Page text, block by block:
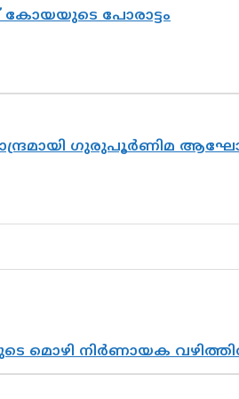
കോയയുടെ പോരാട്ടം
ഗുരുപൂർണിമ
മൊഴി നിർണായക